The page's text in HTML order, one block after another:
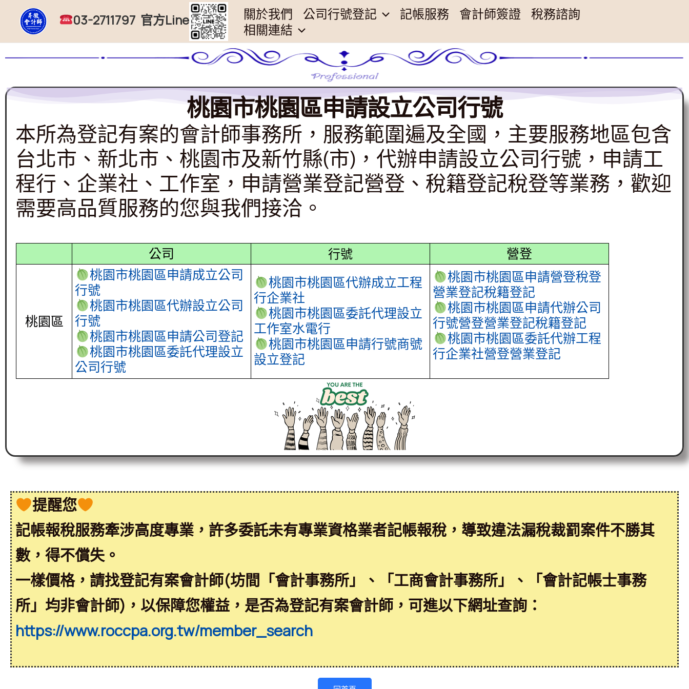
內
03-2711797 官方Line 關於我們 公司行號登記 記帳服務 會計師簽證
稅務諮詢
相關連結
桃園市桃園區申請設立公司行號
本所為登記有案的會計師事務所，服務範圍遍及全國，主要服務地區包含
台北市、新北市、桃園市及新竹縣(市)，代辦申請設立公司行號，申請工
程行、企業社、工作室，申請營業登記營登、稅籍登記稅登等業務，歡迎
需要高品質服務的您與我們接洽。
公司 行號 營登
桃園區
桃園市桃園區申請成立公司
行號
桃園市桃園區代辦設立公司
行號
桃園市桃園區申請公司登記
桃園市桃園區委託代理設立
公司行號
桃園市桃園區代辦成立工程
行企業社
桃園市桃園區委託代理設立
工作室水電行
桃園市桃園區申請行號商號
設立登記
桃園市桃園區申請營登稅登
營業登記稅籍登記
桃園市桃園區申請代辦公司
行號營登營業登記稅籍登記
桃園市桃園區委託代辦工程
行企業社營登營業登記
提醒您
記帳報稅服務牽涉高度專業，許多委託未有專業資格業者記帳報稅，導致違法漏稅裁罰案件不勝其
數，得不償失。
一樣價格，請找登記有案會計師(坊間「會計事務所」、「工商會計事務所」、「會計記帳士事務
所」均非會計師)，以保障您權益，是否為登記有案會計師，可進以下網址查詢：
https://www.roccpa.org.tw/member_search